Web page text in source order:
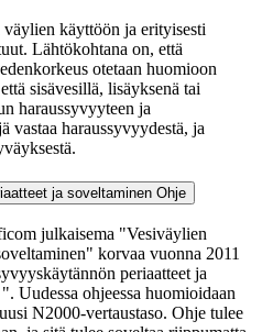
väylien käyttöön ja erityisesti
Lähtökohtana on, että
otetaan huomioon
sisävesillä, lisäyksenä tai
haraussyvyyteen ja
vastaa haraussyvyydestä, ja
ja soveltaminen Ohje
julkaisema "Vesiväylien
korvaa vuonna 2011
periaatteet ja
Uudessa ohjeessa huomioidaan
N2000-vertaustaso. Ohje tulee